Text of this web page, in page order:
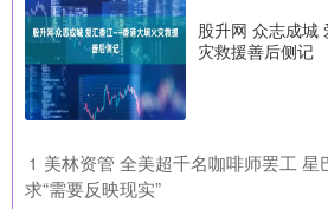
股升网 众志成
灾救援善后侧记
1 美林资管 全美超千名咖啡师罢工
求“需要反映现实”